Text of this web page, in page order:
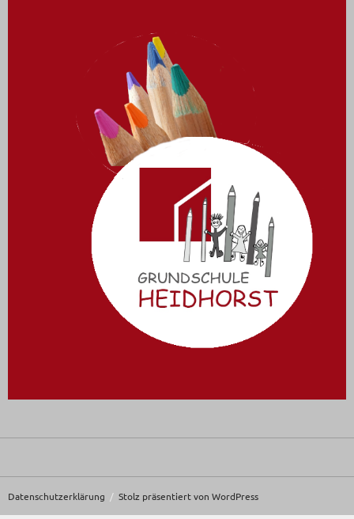
Datenschutzerklärung Stolz präsentiert von WordPress